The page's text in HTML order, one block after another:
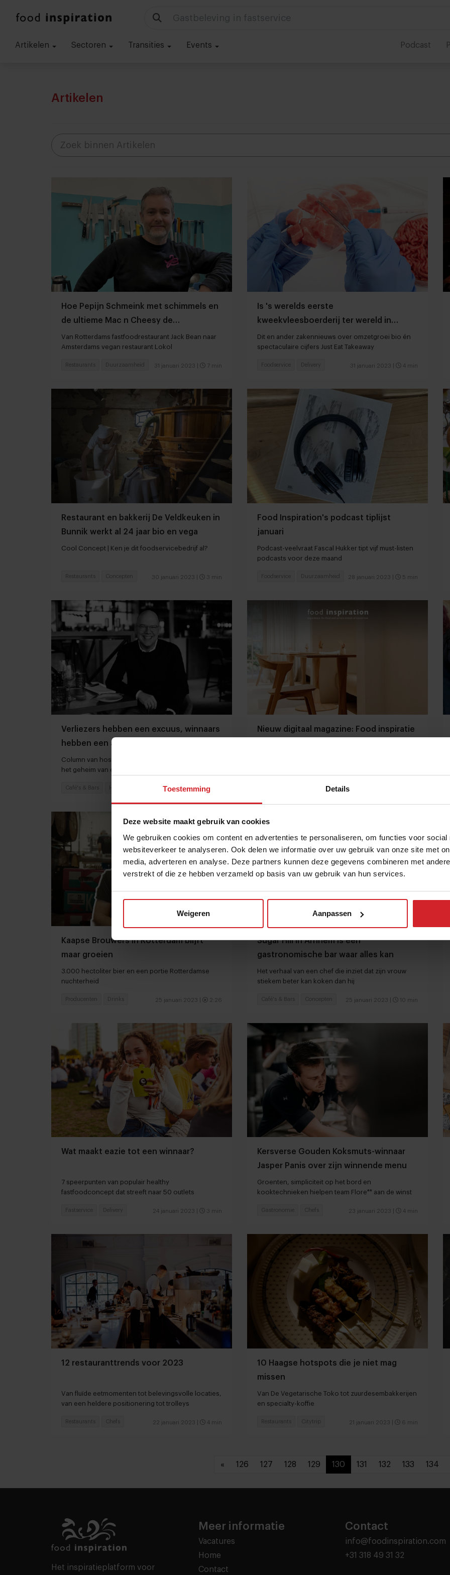
Toestemming Details
Deze website maakt gebruik van cookies
We gebruiken cookies om content en advertenties te personaliseren, om functies voor social
websiteverkeer te analyseren. Ook delen we informatie over uw gebruik van onze site met
media, adverteren en analyse. Deze partners kunnen deze gegevens combineren met
verstrekt of die ze hebben verzameld op basis van uw gebruik van hun services.
Weigeren Aanpassen
Technologie in foodservice
Artikelen Sectoren Transities Events Podcast
Artikelen
Hoe Pepijn Schmeink met schimmels en
de ultieme Mac n Cheesy de
voedselketen verandert
Van Rotterdams fastfoodrestaurant Jack Bean naar
Amsterdams vegan restaurant Lokol
31 januari 2023 7 min
Restaurants Duurzaamheid
Is 's werelds eerste
kweekvleesboerderij ter wereld in
aantocht?
Dit en ander zakennieuws over omzetgroei bio én
spectaculaire cijfers Just Eat Takeaway
31 januari 2023 4 min
Foodservice Delivery
Restaurant en bakkerij De Veldkeuken in
Bunnik werkt al 24 jaar bio en vega
Cool Concept | Ken je dit foodservicebedrijf al?
30 januari 2023 3 min
Restaurants Concepten
Food Inspiration's podcast tiplijst
januari
Podcast-veelvraat Fascal Hukker tipt vijf must-listen
podcasts voor deze maand
28 januari 2023 5 min
Foodservice Duurzaamheid
Verliezers hebben een excuus, winnaars
hebben een antwoord op de schaarste
Column van hospitality-expert Wouter Verkerk over
het geheim van echt goede horeca
27 januari 2023| 3 min
Café's & Bars
Nieuw digitaal magazine: Food inspiratie
26 januari 2023
Kaapse Brouwers in Rotterdam blijft
maar groeien
3.000 hectoliter bier en een portie Rotterdamse
nuchterheid
25 januari 2023 2:26
Producenten Drinks
Sugar Hill in Arnhem is een
gastronomische bar waar alles kan
Het verhaal van een chef die inziet dat zijn vrouw
stiekem beter kan koken dan hij
25 januari 2023 10 min
Café's & Bars Concepten
Wat maakt eazie tot een winnaar?
7 speerpunten van populair healthy
fastfoodconcept dat streeft naar 50 outlets
24 januari 2023 3 min
Fastservice Delivery
Kersverse Gouden Koksmuts-winnaar
Jasper Panis over zijn winnende menu
Groenten, simpliciteit op het bord en
kooktechnieken hielpen team Flore** aan de winst
23 januari 2023 4 min
Gastronomie Chefs
12 restauranttrends voor 2023
Van fluïde eetmomenten tot belevingsvolle locaties,
van een heldere positionering tot trolleys
22 januari 2023 4 min
Restaurants Chefs
10 Haagse hotspots die je niet mag
missen
Van De Vegetarische Toko tot zuurdesembakkerijen
en specialty-koffie
21 januari 2023 6 min
Restaurants Citytrip
« 126 127 128 129 130 131 132 133 134
Het inspiratieplatform voor
Meer informatie
Vacatures
Home
Contact
Contact
info@foodinspiration.com
+31 318 49 31 32